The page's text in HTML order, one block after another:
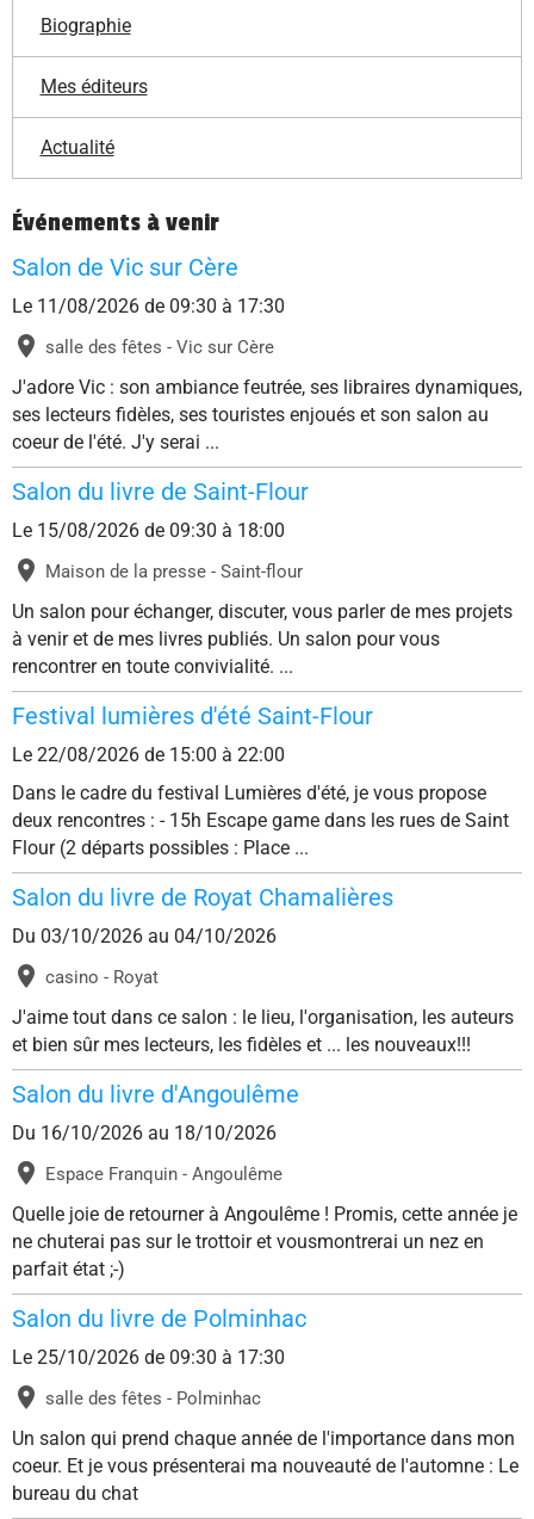
Biographie
Mes éditeurs
Actualité
Événements à venir
Salon de Vic sur Cère
Le 11/08/2026 de 09:30 à 17:30
salle des fêtes - Vic sur Cère
J'adore Vic : son ambiance feutrée, ses libraires dynamiques,
ses lecteurs fidèles, ses touristes enjoués et son salon au
coeur de l'été. J'y serai ...
Salon du livre de Saint-Flour
Le 15/08/2026 de 09:30 à 18:00
Maison de la presse - Saint-flour
Un salon pour échanger, discuter, vous parler de mes projets
à venir et de mes livres publiés. Un salon pour vous
rencontrer en toute convivialité. ...
Festival lumières d'été Saint-Flour
Le 22/08/2026 de 15:00 à 22:00
Dans le cadre du festival Lumières d'été, je vous propose
deux rencontres : - 15h Escape game dans les rues de Saint
Flour (2 départs possibles : Place ...
Salon du livre de Royat Chamalières
Du 03/10/2026 au 04/10/2026
casino - Royat
J'aime tout dans ce salon : le lieu, l'organisation, les auteurs
et bien sûr mes lecteurs, les fidèles et ... les nouveaux!!!
Salon du livre d'Angoulême
Du 16/10/2026 au 18/10/2026
Espace Franquin - Angoulême
Quelle joie de retourner à Angoulême ! Promis, cette année je
ne chuterai pas sur le trottoir et vousmontrerai un nez en
parfait état ;-)
Salon du livre de Polminhac
Le 25/10/2026 de 09:30 à 17:30
salle des fêtes - Polminhac
Un salon qui prend chaque année de l'importance dans mon
coeur. Et je vous présenterai ma nouveauté de l'automne : Le
bureau du chat